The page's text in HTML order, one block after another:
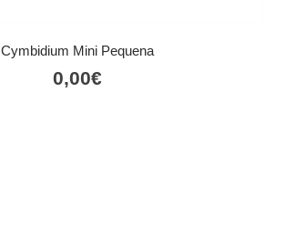
Cymbidium Mini Pequena
0,00€